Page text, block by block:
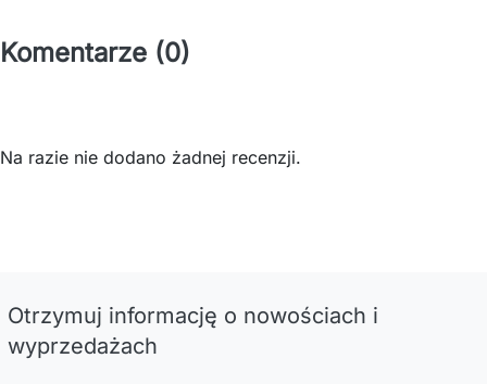
Komentarze (0)
Na razie nie dodano żadnej recenzji.
Otrzymuj informację o nowościach i
wyprzedażach